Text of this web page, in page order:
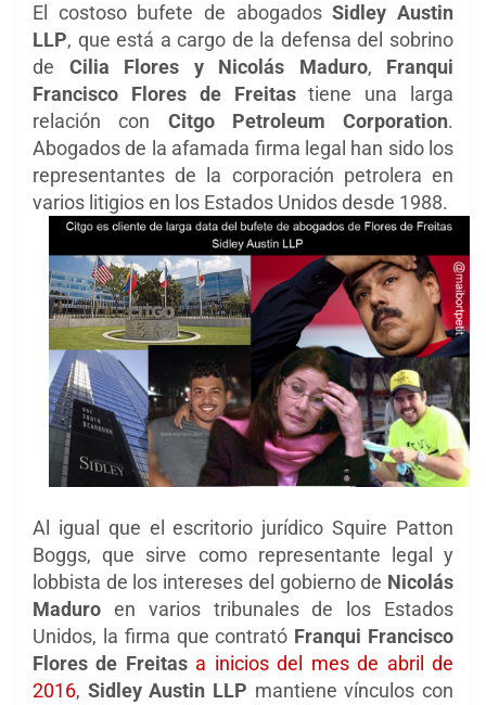
El costoso bufete de abogadosSidley Austin
LLP, que está a cargo de la defensa del sobrino
de Cilia Flores y Nicolás Maduro, Franqui
Francisco Flores de Freitastiene una larga
relación con Citgo Petroleum Corporation.
Abogados de la afamada firma legal han sido los
representantes de la corporación petrolera en
varios litigios en los Estados Unidos desde 1988.
Al igual que el escritorio jurídico Squire Patton
Boggs, que sirve como representante legal y
lobbista de los intereses del gobierno de Nicolás
Maduro en varios tribunales de los Estados
Unidos, la firma que contrató Franqui Francisco
Flores de Freitas a inicios del mes de abril de
2016, Sidley Austin LLP mantiene vínculos con